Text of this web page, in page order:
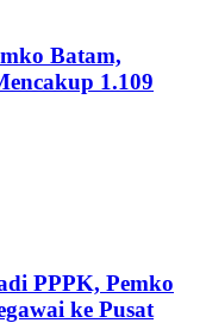
Batam,
1.109
PPPK, Pemko
ke Pusat